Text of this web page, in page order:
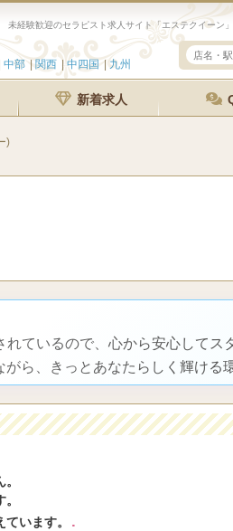
中部 関西 中四国 九州
新着求人
)
ているので、心から安心してス
ら、きっとあなたらしく輝ける
います。
.